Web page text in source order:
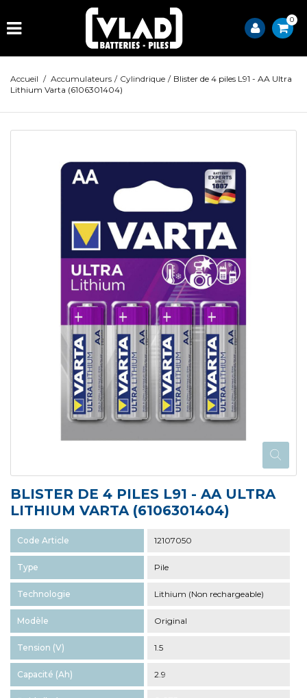
0
Accueil / Accumulateurs / Cylindrique / Blister de 4 piles L91 - AA Ultra
Lithium Varta (6106301404)
BLISTER DE 4 PILES L91 - AA ULTRA
LITHIUM VARTA (6106301404)
Code Article 12107050
Type Pile
Technologie Lithium (Non rechargeable)
Modèle Original
Tension (V) 1.5
Capacité (Ah) 2.9